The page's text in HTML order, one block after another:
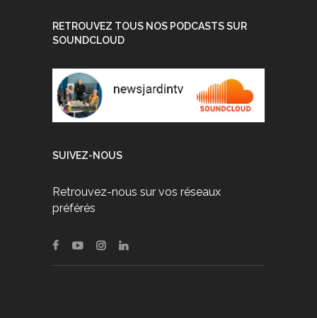
RETROUVEZ TOUS NOS PODCASTS SUR
SOUNDCLOUD
SUIVEZ-NOUS
Retrouvez-nous sur vos réseaux
préférés